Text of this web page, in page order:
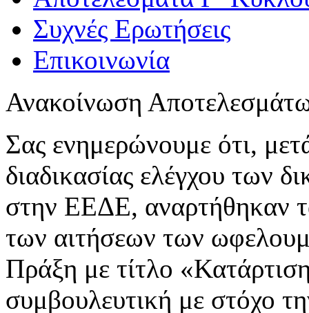
Συχνές Ερωτήσεις
Επικοινωνία
Ανακοίνωση
Σας ενημερώνουμε ότι,
διαδικασίας ελέγχου των
στην ΕΕΔΕ, αναρτήθηκαν
των αιτήσεων των
Πράξη με τίτλο
συμβουλευτική με στόχο